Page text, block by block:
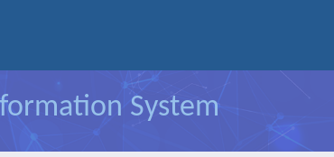
System